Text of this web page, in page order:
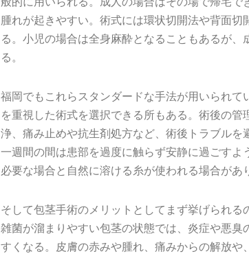
腫れが起きやすい。術式には環状切開法や背面
る。小児の場合は全身麻酔となることもあるが
る。
福岡でもこれらスタンダードな手法が用いられ
を重視した術式を選択できる所もある。術後の
浄、痛み止めや抗生剤処方など、術後トラブル
一週間の間は患部を過度に触らず安静に過ごす
必要な場合と自然に溶ける糸が使われる場合があ
そして包茎手術のメリットとしてまず挙げられ
雑菌が溜まりやすい包茎の状態では、炎症や悪
すくなる。皮膚の赤みや腫れ、痛みからの解放